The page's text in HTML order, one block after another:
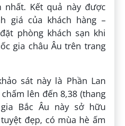
nhất. Kết quả này được
giá của khách hàng –
phòng khách sạn khi
gia châu Âu trên trang
sát này là Phần Lan
lên đến 8,38 (thang
Bắc Âu này sở hữu
đẹp, có mùa hè ấm